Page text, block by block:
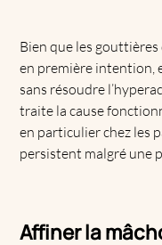
Bien que les
en première intention,
sans résoudre
traite la cause
en particulier chez les
persistent malgré une
Affiner la